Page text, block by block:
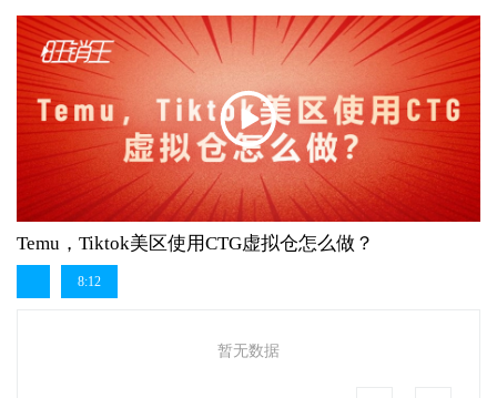
Temu，Tiktok美区使用CTG虚拟仓怎么做？
8:12
暂无数据